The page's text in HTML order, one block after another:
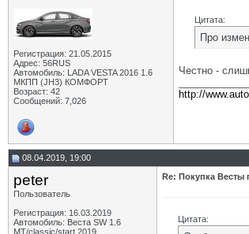
Регистрация: 21.05.2015
Адрес: 56RUS
Автомобиль: LADA VESTA 2016 1.6
МКПП (JH3) КОМФОРТ
Возраст: 42
Сообщений: 7,026
Цитата:
Про
Честно -
http://
08.04.2019, 19:00
peter
Пользователь
Регистрация: 16.03.2019
Автомобиль: Веста SW 1.6
МТ/classic/start 2019
Re: Покупка Весты
Цитата: